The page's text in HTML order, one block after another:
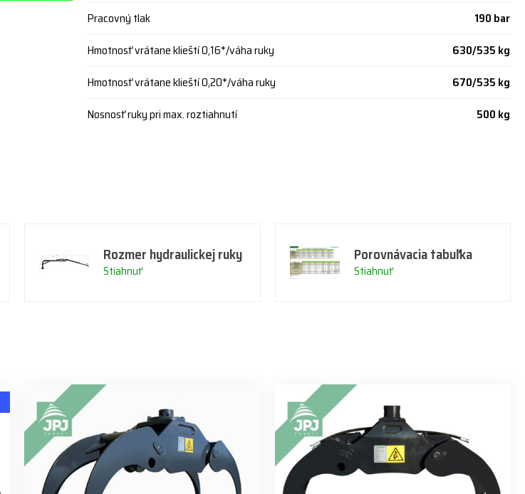
Pracovný tlak
190 bar
Hmotnosť vrátane klieští 0,16*/váha ruky
630/535 kg
Hmotnosť vrátane klieští 0,20*/váha ruky
670/535 kg
Nosnosť ruky pri max. roztiahnutí
500 kg
Rozmer hydraulickej ruky
Stiahnuť
Porovnávacia tabuľka
Stiahnuť